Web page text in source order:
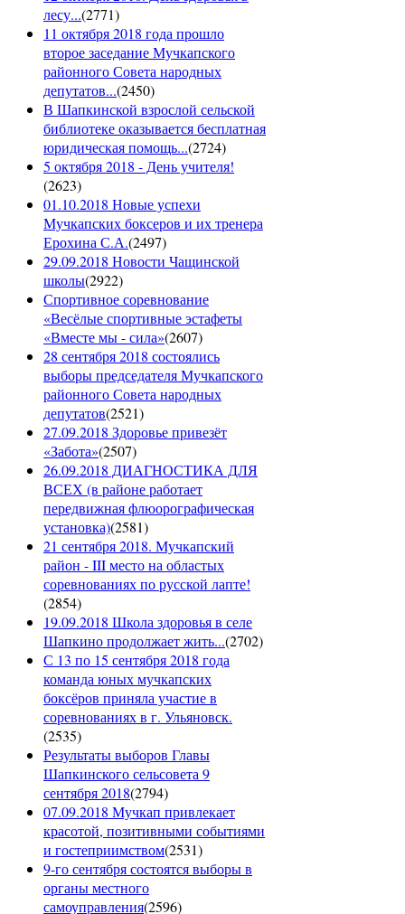
лесу...(2771)
11 октября 2018 года прошло
второе заседание Мучкапского
районного Совета народных
депутатов...(2450)
В Шапкинской взрослой сельской
библиотеке оказывается бесплатная
юридическая помощь...(2724)
5 октября 2018 - День учителя!
(2623)
01.10.2018 Новые успехи
Мучкапских боксеров и их тренера
Ерохина С.А.(2497)
29.09.2018 Новости Чащинской
школы(2922)
Спортивное соревнование
«Весёлые спортивные эстафеты
«Вместе мы - сила»(2607)
28 сентября 2018 состоялись
выборы председателя Мучкапского
районного Совета народных
депутатов(2521)
27.09.2018 Здоровье привезёт
«Забота»(2507)
26.09.2018 ДИАГНОСТИКА ДЛЯ
ВСЕХ (в районе работает
передвижная флюорографическая
установка)(2581)
21 сентября 2018. Мучкапский
район - III место на областых
соревнованиях по русской лапте!
(2854)
19.09.2018 Школа здоровья в селе
Шапкино продолжает жить...(2702)
С 13 по 15 сентября 2018 года
команда юных мучкапских
боксёров приняла участие в
соревнованиях в г. Ульяновск.
(2535)
Результаты выборов Главы
Шапкинского сельсовета 9
сентября 2018(2794)
07.09.2018 Мучкап привлекает
красотой, позитивными событиями
и гостеприимством(2531)
9-го сентября состоятся выборы в
органы местного
самоуправления(2596)